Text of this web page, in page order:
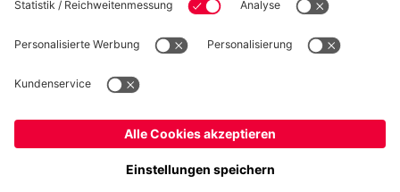
Datenschutz
Cookie Details
Preise inklusive MwSt. und zzgl. Versandkosten
© FC Bayern München AG
FC Bayern München AG, Säbener Str. 51-57, 81547 München
Ja,Deutschland, um dorthin zu liefern!
Nein,Global, um dorthin zu liefern!